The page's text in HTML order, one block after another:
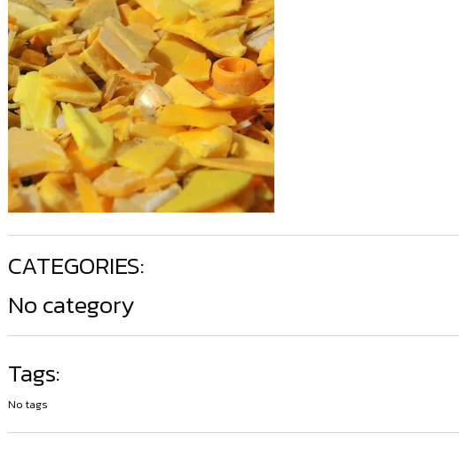
CATEGORIES:
No category
Tags:
No tags